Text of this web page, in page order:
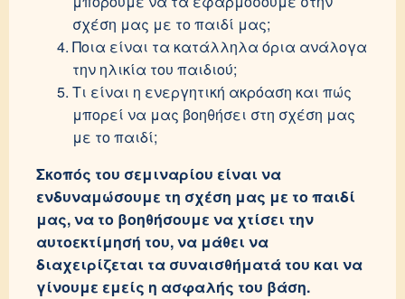
σχέση μας με το παιδί μας;
Ποια είναι τα κατάλληλα όρια ανάλογα
την ηλικία του παιδιού;
Τι είναι η ενεργητική ακρόαση και πώς
μπορεί να μας βοηθήσει στη σχέση μας
με το παιδί;
Σκοπός του σεμιναρίου είναι να
ενδυναμώσουμε τη σχέση μας με το παιδί
μας, να το βοηθήσουμε να χτίσει την
αυτοεκτίμησή του, να μάθει να
διαχειρίζεται τα συναισθήματά του και να
γίνουμε εμείς η ασφαλής του βάση.